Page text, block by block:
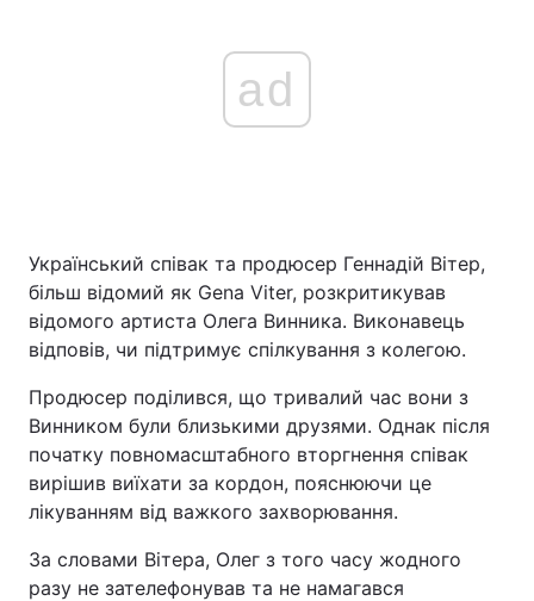
ad
Український співак та продюсер Геннадій Вітер,
більш відомий як Gena Viter, розкритикував
відомого артиста Олега Винника. Виконавець
відповів, чи підтримує спілкування з колегою.
Продюсер поділився, що тривалий час вони з
Винником були близькими друзями. Однак після
початку повномасштабного вторгнення співак
вирішив виїхати за кордон, пояснюючи це
лікуванням від важкого захворювання.
За словами Вітера, Олег з того часу жодного
разу не зателефонував та не намагався